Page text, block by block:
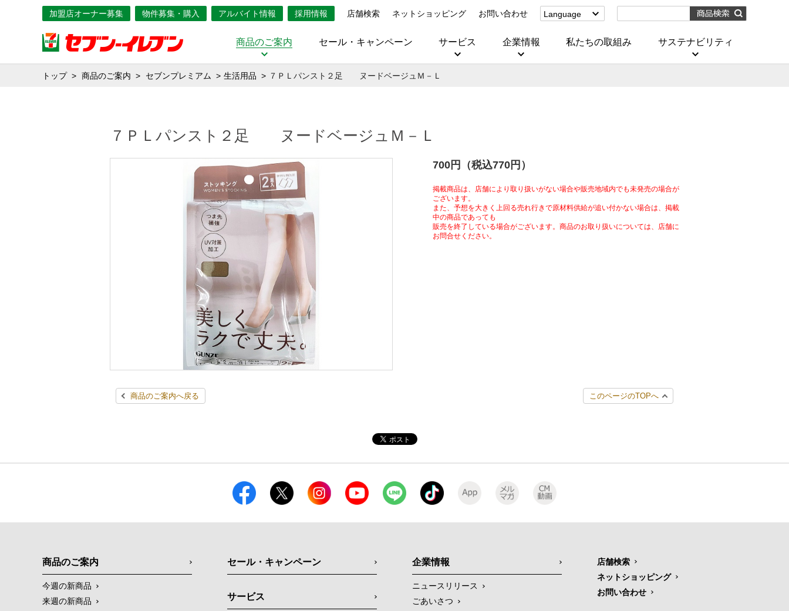
加盟店オーナー募集 物件募集・購入 アルバイト情報 採用情報 店舗検索 ネットショッピング お問い合わせ
Language
(Corporate)
商品のご案内 セール・キャンペーン サービス 企業情報 私たちの取組み サステナビリティ
トップ 商品のご案内 セブンプレミアム 生活用品 ７ＰＬパンスト２足 ヌードベージュＭ－Ｌ
７ＰＬパンスト２足 ヌードベージュＭ－Ｌ
700円（税込770円）
掲載商品は、店舗により取り扱いがない場合や販売地域内でも未発売の場合が
ございます。
また、予想を大きく上回る売れ行きで原材料供給が追い付かない場合は、掲載
中の商品であっても
販売を終了している場合がございます。商品のお取り扱いについては、店舗に
お問合せください。
商品のご案内へ戻る このページのTOPへ
商品のご案内
今週の新商品
来週の新商品
セール・キャンペーン
サービス
企業情報
ニュースリリース
ごあいさつ
店舗検索
ネットショッピング
お問い合わせ